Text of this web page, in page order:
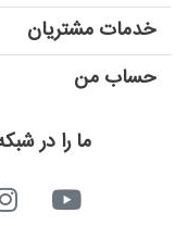
ما را در
خدمات مشتریان
حساب من